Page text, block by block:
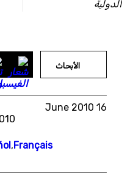
الأبحاث
16 June 2010
,Français